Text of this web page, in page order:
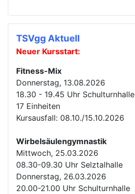
TSVgg Aktuell
Neuer Kursstart:
Fitness-Mix
Donnerstag, 13.08.2026
18.30 - 19.45 Uhr Schulturnhalle
17 Einheiten
Kursausfall: 08.10./15.10.2026
Wirbelsäulengymnastik
Mittwoch, 25.03.2026
08.30-09.30 Uhr Selztalhalle
Donnerstag, 26.03.2026
20.00-21.00 Uhr Schulturnhalle